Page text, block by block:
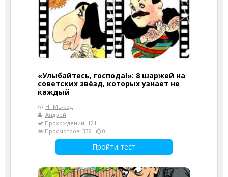
«Улыбайтесь, господа!»: 8 шаржей на
советских звёзд, которых узнает не
каждый
HTML-код
Андрей
Прохождений: 121
Просмотров: 339
0
Пройти тест